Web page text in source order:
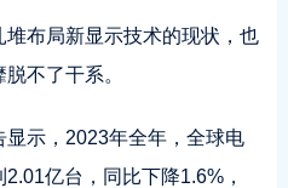
堆布局新显示技术的现状，也
不了干系。
示，2023年全年，全球电
亿台，同比下降1.6%，